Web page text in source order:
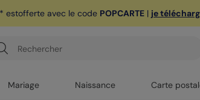
estofferte avec le code POPCARTE| je
Mariage Naissance Carte